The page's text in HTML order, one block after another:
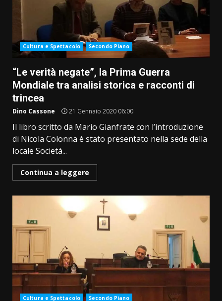
Cultura e Spettacolo Secondo Piano
“Le verità negate”, la Prima Guerra
Mondiale tra analisi storica e racconti di
trincea
Dino Cassone 21 Gennaio 2020 06:00
Il libro scritto da Mario Gianfrate con l’introduzione
di Nicola Colonna è stato presentato nella sede della
locale Società...
Continua a leggere
Cultura e Spettacolo Secondo Piano